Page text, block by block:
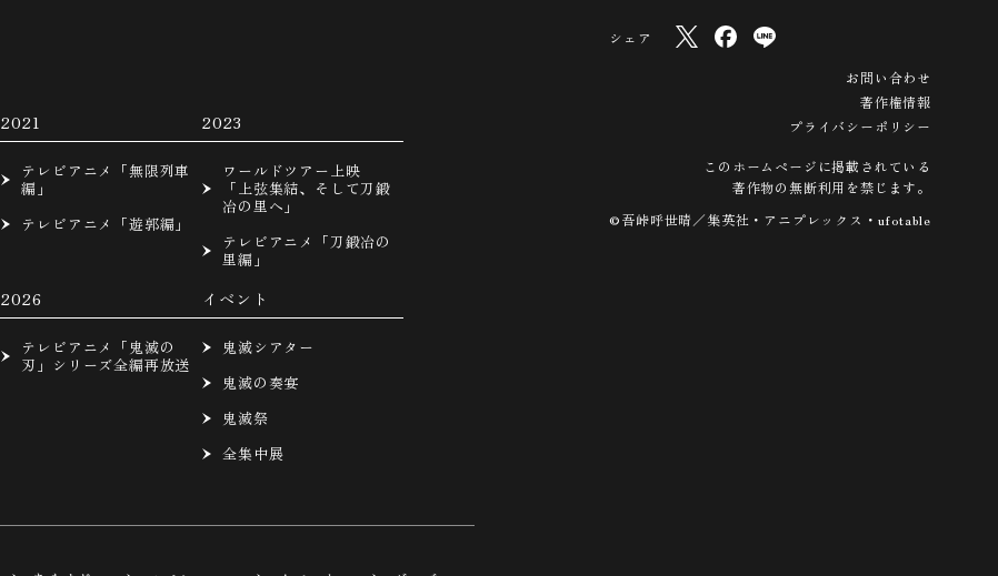
2021
テレビアニメ「無限列車
編」
テレビアニメ「遊郭編」
2023
ワールドツアー上映
「上弦集結、そして刀鍛
冶の里へ」
テレビアニメ「刀鍛冶の
里編」
2026
テレビアニメ「鬼滅の
刃」シリーズ全編再放送
イベント
鬼滅シアター
鬼滅の奏宴
鬼滅祭
全集中展
シェア
お問い合わせ
著作権情報
プライバシーポリシー
このホームページに掲載されている
著作物の無断利用を禁じます。
©吾峠呼世晴／集英社・アニプレックス・ufotable